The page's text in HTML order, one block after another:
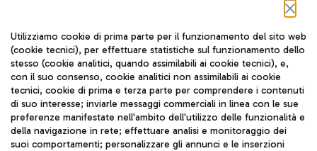
Fast Food
Treno
Raggiungi velocemente l'aeroporto di Fiumicino da Roma
tramite i servizi ferroviari Trenitalia.
Seguici sui social
TRAVEL JOURNAL
ITA
Utilizziamo cookie di prima parte per il funzionamento del sito web
(cookie tecnici), per effettuare statistiche sul funzionamento dello
stesso (cookie analitici, quando assimilabili ai cookie tecnici), e,
con il suo consenso, cookie analitici non assimilabili ai cookie
tecnici, cookie di prima e terza parte per comprendere i contenuti
di suo interesse; inviarle messaggi commerciali in linea con le sue
preferenze manifestate nell'ambito dell'utilizzo delle funzionalità e
della navigazione in rete; effettuare analisi e monitoraggio dei
suoi comportamenti; personalizzare gli annunci e le inserzioni